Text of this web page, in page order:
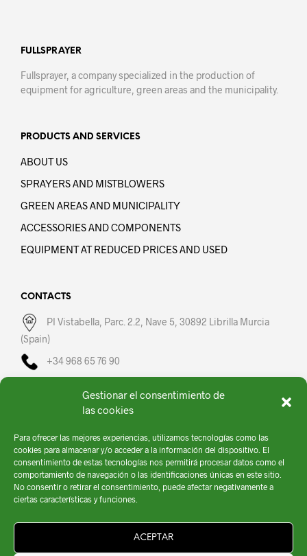
Gestionar el consentimiento de
las cookies
Para ofrecer las mejores experiencias, utilizamos tecnologías como las
cookies para almacenar y/o acceder a la información del dispositivo. El
consentimiento de estas tecnologías nos permitirá procesar datos como el
comportamiento de navegación o las identificaciones únicas en este sitio.
No consentir o retirar el consentimiento, puede afectar negativamente a
ciertas características y funciones.
ACEPTAR
FULLSPRAYER
Fullsprayer, a company specialized in the production of
equipment for agriculture, green areas and the municipality.
PRODUCTS AND SERVICES
ABOUT US
SPRAYERS AND MISTBLOWERS
GREEN AREAS AND MUNICIPALITY
ACCESSORIES AND COMPONENTS
EQUIPMENT AT REDUCED PRICES AND USED
CONTACTS
PI Vistabella, Parc. 2.2, Nave 5, 30892 Librilla Murcia
(Spain)
+34 968 65 76 90
Mo-Fr: 08:00 – 16:00
Fullsprayer © 2020 | Todos los Derechos Reservados |